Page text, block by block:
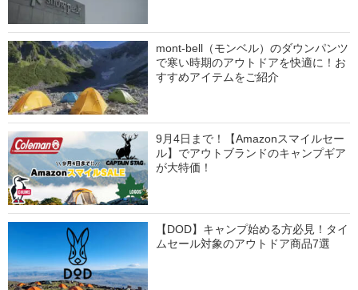
mont-bell（モンベル）のダウンパンツ
で寒い時期のアウトドアを快適に！お
すすめアイテムをご紹介
9月4日まで！【Amazonスマイルセー
ル】でアウトブランドのキャンプギア
が大特価！
【DOD】キャンプ始める方必見！タイ
ムセール対象のアウトドア商品7選